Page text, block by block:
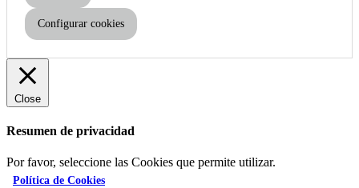
Configurar cookies
Close
Resumen de privacidad
Por favor, seleccione las Cookies que permite utilizar.
Política de Cookies